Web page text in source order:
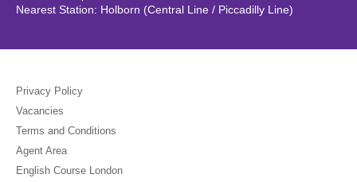
Nearest Station: Holborn (Central Line / Piccadilly Line)
Privacy Policy
Vacancies
Terms and Conditions
Agent Area
English Course London